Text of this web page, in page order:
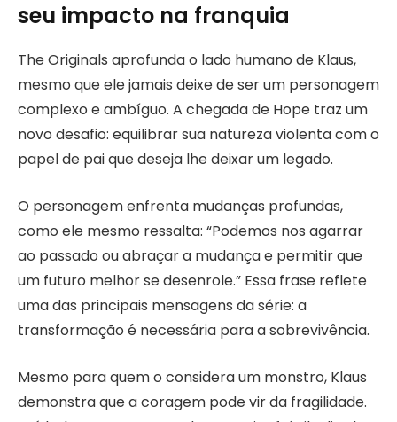
seu impacto na franquia
The Originals aprofunda o lado humano de Klaus,
mesmo que ele jamais deixe de ser um personagem
complexo e ambíguo. A chegada de Hope traz um
novo desafio: equilibrar sua natureza violenta com o
papel de pai que deseja lhe deixar um legado.
O personagem enfrenta mudanças profundas,
como ele mesmo ressalta: “Podemos nos agarrar
ao passado ou abraçar a mudança e permitir que
um futuro melhor se desenrole.” Essa frase reflete
uma das principais mensagens da série: a
transformação é necessária para a sobrevivência.
Mesmo para quem o considera um monstro, Klaus
demonstra que a coragem pode vir da fragilidade.